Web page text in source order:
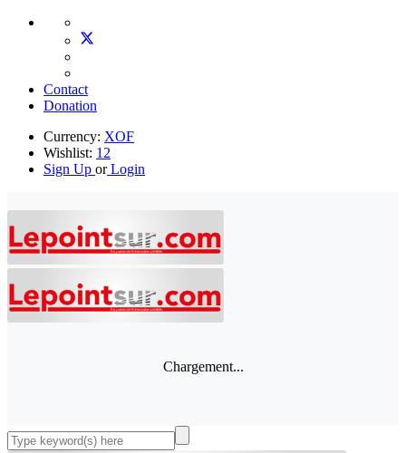
Contact
Donation
Currency: XOF
Wishlist: 12
Sign Up orLogin
Chargement...